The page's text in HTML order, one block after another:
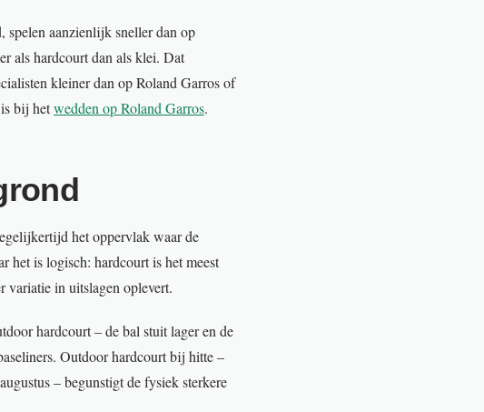
spelen aanzienlijk sneller dan op
als hardcourt dan als klei. Dat
kleiner dan op Roland Garros of
is bij hetwedden op Roland Garros.
het oppervlak waar de
het is logisch: hardcourt is het meest
variatie in uitslagen oplevert.
hardcourt – de bal stuit lager en de
Outdoor hardcourt bij hitte –
– begunstigt de fysiek sterkere